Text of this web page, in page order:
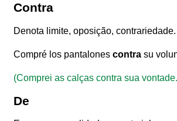
Contra
Denota limite, oposição, contrariedade.
Compré los pantalonescontra su
(Comprei as calças contra sua
De